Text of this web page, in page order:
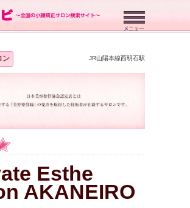
ン JR山陽本線西明石駅
Esthe
AKANEIRO